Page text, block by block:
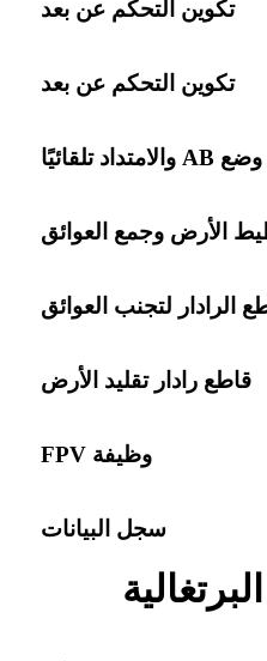
تكوين التحكم عن بعد
تكوين التحكم عن بعد
وضع AB والامتداد تلقائيًا
الأرض وجمع العوائق
الرادار لتجنب العوائق
قاطع رادار تقليد الأرض
وظيفة FPV
سجل البيانات